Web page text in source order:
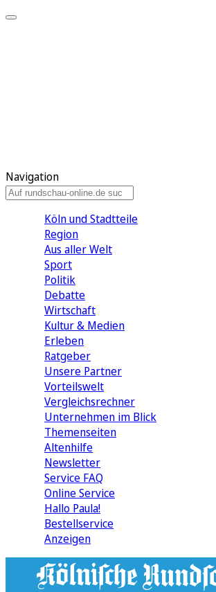
Navigation
Köln und Stadtteile
Region
Aus aller Welt
Sport
Politik
Debatte
Wirtschaft
Kultur & Medien
Erleben
Ratgeber
Unsere Partner
Vorteilswelt
Vergleichsrechner
Unternehmen im Blick
Themenseiten
Altenhilfe
Newsletter
Service FAQ
Online Service
Hallo Paula!
Bestellservice
Anzeigen